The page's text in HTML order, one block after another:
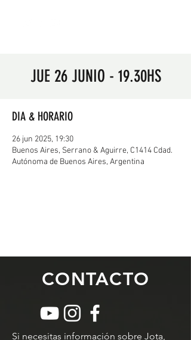
JUE 26 JUNIO - 19.30HS
DIA & HORARIO
26 jun 2025, 19:30
Buenos Aires, Serrano & Aguirre, C1414 Cdad.
Autónoma de Buenos Aires, Argentina
CONTACTO
Si necesitas información sobre Jota,